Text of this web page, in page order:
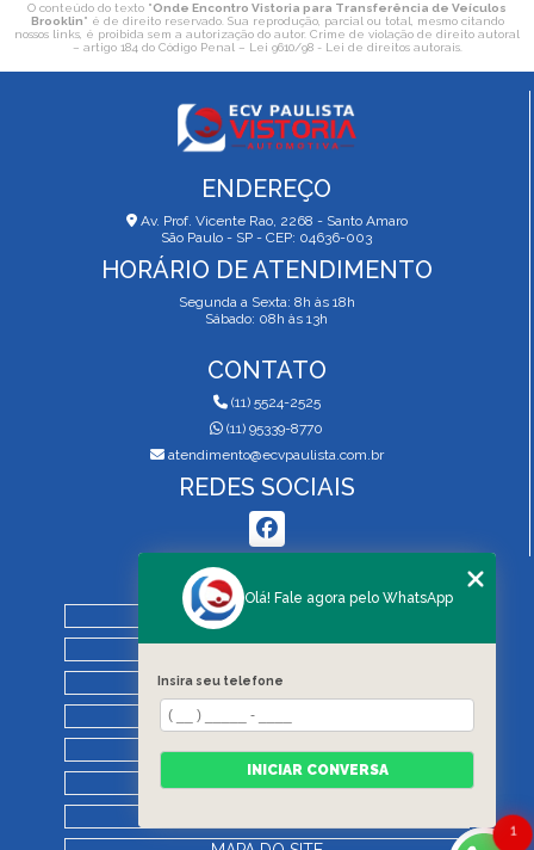
O conteúdo do texto "Onde Encontro Vistoria para Transferência de Veículos
Brooklin" é de direito reservado. Sua reprodução, parcial ou total, mesmo citando
nossos links, é proibida sem a autorização do autor. Crime de violação de direito autoral
– artigo 184 do Código Penal – Lei 9610/98 - Lei de direitos autorais.
ENDEREÇO
Av. Prof. Vicente Rao, 2268 - Santo Amaro
São Paulo - SP - CEP: 04636-003
HORÁRIO DE ATENDIMENTO
Segunda a Sexta: 8h às 18h
Sábado: 08h às 13h
CONTATO
(11) 5524-2525
(11) 95339-8770
atendimento@ecvpaulista.com.br
REDES SOCIAIS
MENU
QUEM SOMOS
SERVIÇOS
BLOG
REGRAS DE VISTORIA
1
Olá! Fale agora pelo WhatsApp
Insira seu telefone
INICIAR CONVERSA